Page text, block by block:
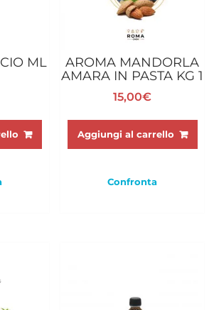
ML
AROMA MANDORLA
AMARA IN PASTA KG 1
15,00€
Aggiungi al carrello
Confronta